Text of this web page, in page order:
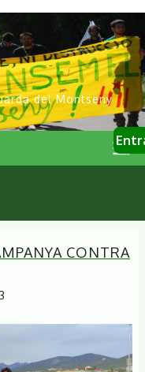
del Montseny
CONTRA